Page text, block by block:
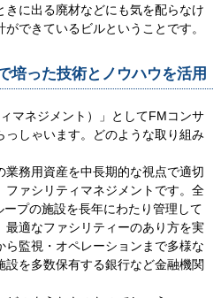
に出る廃材などにも気を配らなけ
できているビルということです。
培った技術とノウハウを活用
マネジメント）」としてFMコンサ
っしゃいます。どのような取り組み
業務用資産を中長期的な視点で適切
ファシリティマネジメントです。全
プの施設を長年にわたり管理して
最適なファシリティーのあり方を実
監視・オペレーションまで多様な
を多数保有する銀行など金融機関